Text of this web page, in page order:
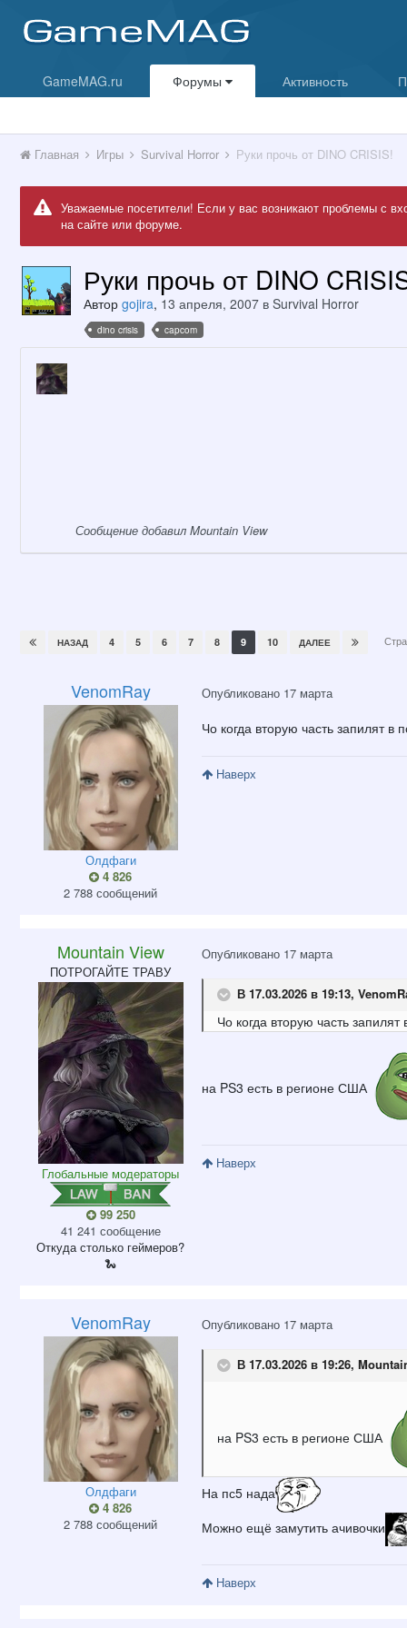
GameMAG.ru Форумы Активность
Главная Игры Survival Horror Руки прочь от DINO CRISIS!
Уважаемые посетители! Если у вас возникают проблемы с
на сайте или форуме.
Руки прочь от DINO
Автор gojira, 13 апреля, 2007в Survival Horror
dino crisis capcom
Сообщение добавил Mountain View
НАЗАД 4 5 6 7 8 9 10 ДАЛЕЕ
VenomRay
Олдфаги
4 826
2 788 сообщений
Опубликовано 17 марта
Чо когда вторую часть запилят в
Наверх
Mountain View
ПОТРОГАЙТЕ ТРАВУ
Глобальные модераторы
99 250
41 241 сообщение
Откудастолько геймеров?
🐍
Опубликовано 17 марта
В 17.03.2026 в 19:13,
Чо когда вторую часть запилят
на PS3 есть в регионе США
Наверх
VenomRay
Олдфаги
4 826
2 788 сообщений
Опубликовано 17 марта
В 17.03.2026 в 19:26,
на PS3 есть в регионе США
На пс5 нада
Можно ещё замутить ачивочки
Наверх